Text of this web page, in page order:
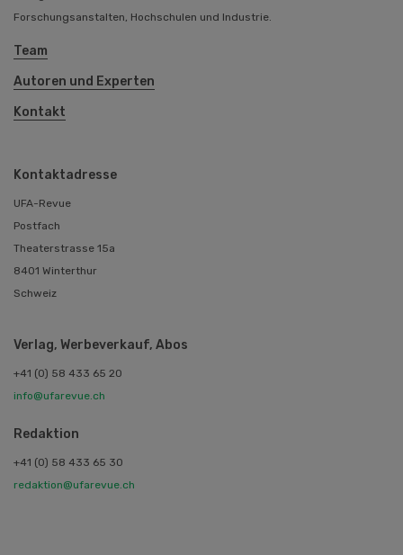
Forschungsanstalten, Hochschulen und Industrie.
Team
Autoren und Experten
Kontakt
Kontaktadresse
UFA-Revue
Postfach
Theaterstrasse 15a
8401 Winterthur
Schweiz
Verlag, Werbeverkauf, Abos
+41 (0) 58 433 65 20
info@ufarevue.ch
Redaktion
+41 (0) 58 433 65 30
redaktion@ufarevue.ch